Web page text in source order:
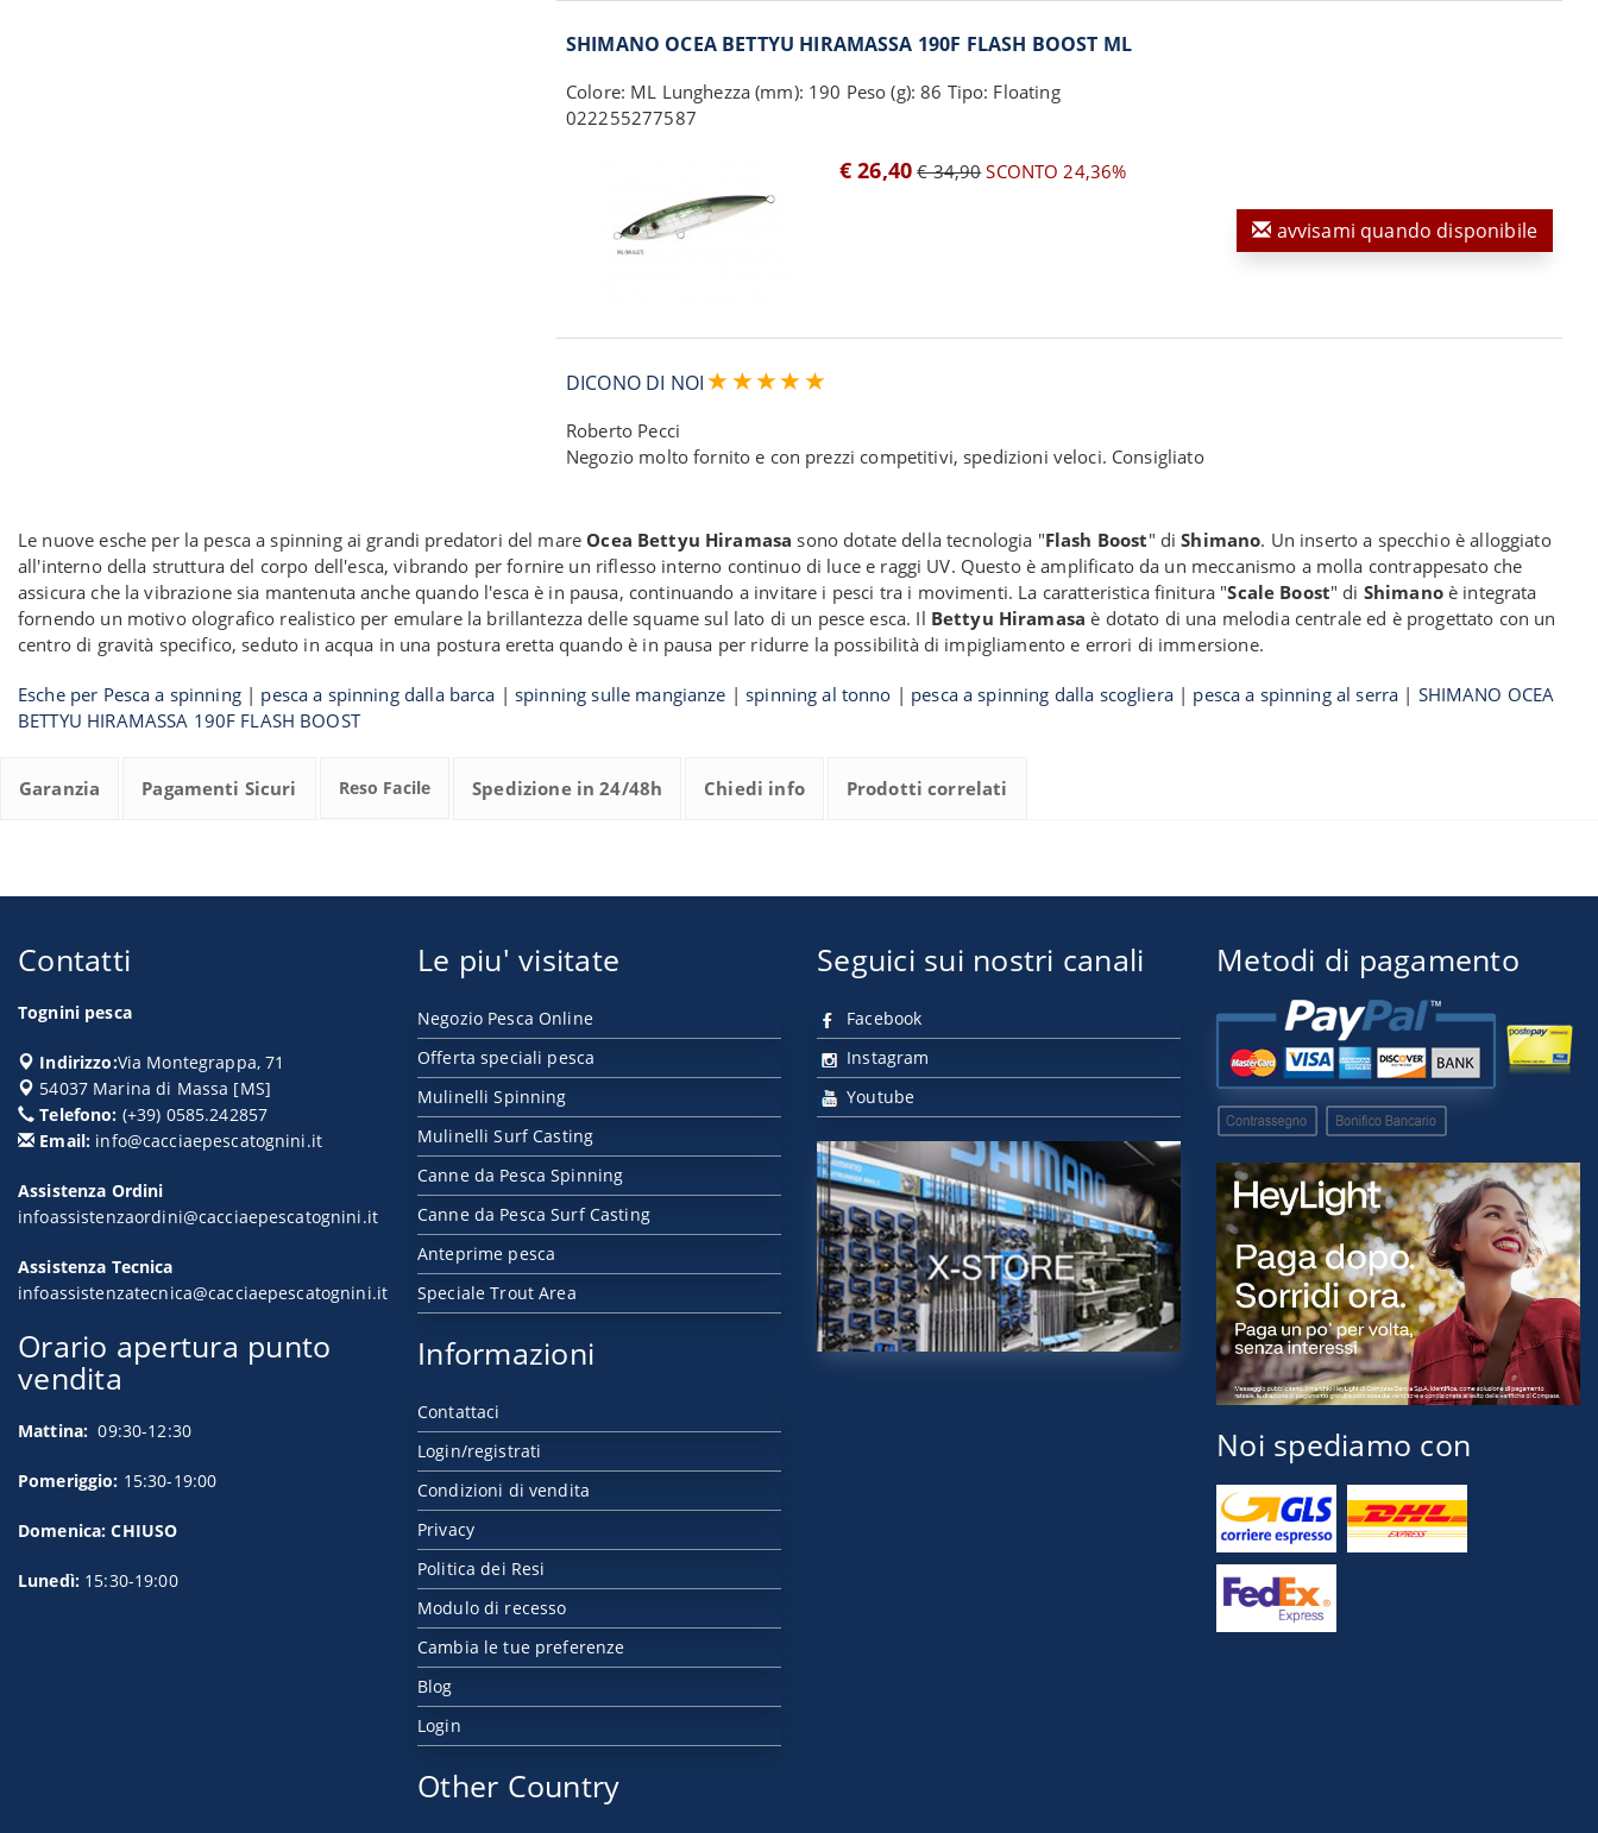
SHIMANO OCEA BETTYU HIRAMASSA 190F FLASH BOOST ML
Colore: ML Lunghezza (mm): 190 Peso (g): 86 Tipo: Floating
022255277587
€ 26,40 € 34,90SCONTO 24,36%
avvisami quando disponibile
DICONO DI NOI
Roberto Pecci
Negozio molto fornito e con prezzi competitivi, spedizioni veloci. Consigliato
Le nuove esche per la pesca a spinning ai grandi predatori del mare Ocea Bettyu Hiramasa sono dotate della tecnologia "Flash Boost" diShimano. Un inserto a specchio è alloggiato
all'interno della struttura del corpo dell'esca, vibrando per fornire un riflesso interno continuo di luce e raggi UV. Questo è amplificato da un meccanismo a molla contrappesato che
assicura che la vibrazione sia mantenuta anche quando l'esca è in pausa, continuando a invitare i pesci tra i movimenti. La caratteristica finitura "Scale Boost" di Shimanoè integrata
fornendo un motivo olografico realistico per emulare la brillantezza delle squame sul lato di un pesce esca. Il Bettyu Hiramasa è dotato di una melodia centrale ed è progettato con un
centro di gravità specifico, seduto in acqua in una postura eretta quando è in pausa per ridurre la possibilità di impigliamento e errori di immersione.
Esche per Pesca a spinning| pesca a spinning dalla barca |spinning sulle mangianze |spinning al tonno | pesca a spinning dalla scogliera| pesca a spinning al serra | SHIMANO OCEA
BETTYU HIRAMASSA 190F FLASH BOOST
Garanzia Pagamenti Sicuri Reso Facile Spedizione in 24/48h Chiedi info Prodotti correlati
Contatti
Tognini pesca
Indirizzo:Via Montegrappa, 71
54037 Marina di Massa [MS]
Telefono: (+39) 0585.242857
Email: info@cacciaepescatognini.it
Assistenza Ordini
infoassistenzaordini@cacciaepescatognini.it
Assistenza Tecnica
infoassistenzatecnica@cacciaepescatognini.it
Orario apertura punto
vendita
Mattina: 09:30-12:30
Pomeriggio: 15:30-19:00
Domenica: CHIUSO
Lunedì: 15:30-19:00
Le piu' visitate
Negozio Pesca Online
Offerta speciali pesca
Mulinelli Spinning
Mulinelli Surf Casting
Canne da Pesca Spinning
Canne da Pesca Surf Casting
Anteprime pesca
Speciale Trout Area
Informazioni
Contattaci
Login/registrati
Condizioni di vendita
Privacy
Politica dei Resi
Modulo di recesso
Cambia le tue preferenze
Blog
Login
Other Country
Seguici sui nostri canali
Facebook
Instagram
Youtube
Metodi di pagamento
Noi spediamo con